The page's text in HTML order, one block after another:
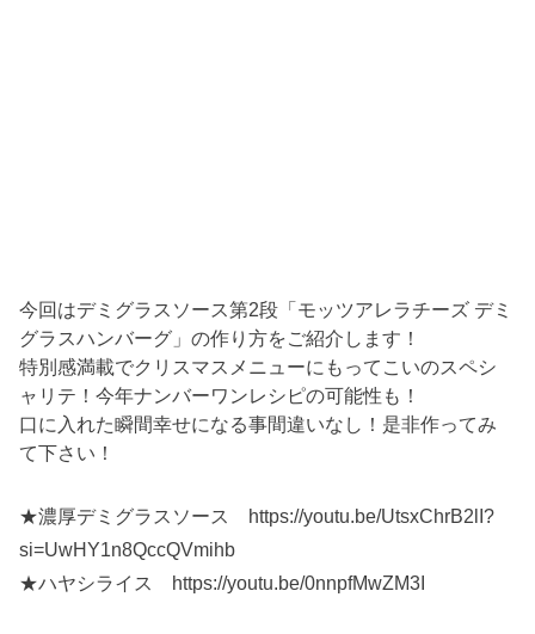
今回はデミグラスソース第2段「モッツアレラチーズ デミ
グラスハンバーグ」の作り方をご紹介します！
特別感満載でクリスマスメニューにもってこいのスペシ
ャリテ！今年ナンバーワンレシピの可能性も！
口に入れた瞬間幸せになる事間違いなし！是非作ってみ
て下さい！
★濃厚デミグラスソース https://youtu.be/UtsxChrB2lI?
si=UwHY1n8QccQVmihb
★ハヤシライス https://youtu.be/0nnpfMwZM3I